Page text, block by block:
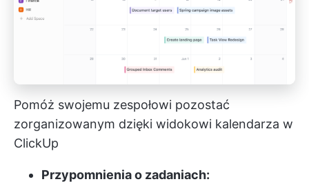
Pomóż swojemu zespołowi pozostać
zorganizowanym dzięki widokowi kalendarza w
ClickUp
Przypomnienia o zadaniach: